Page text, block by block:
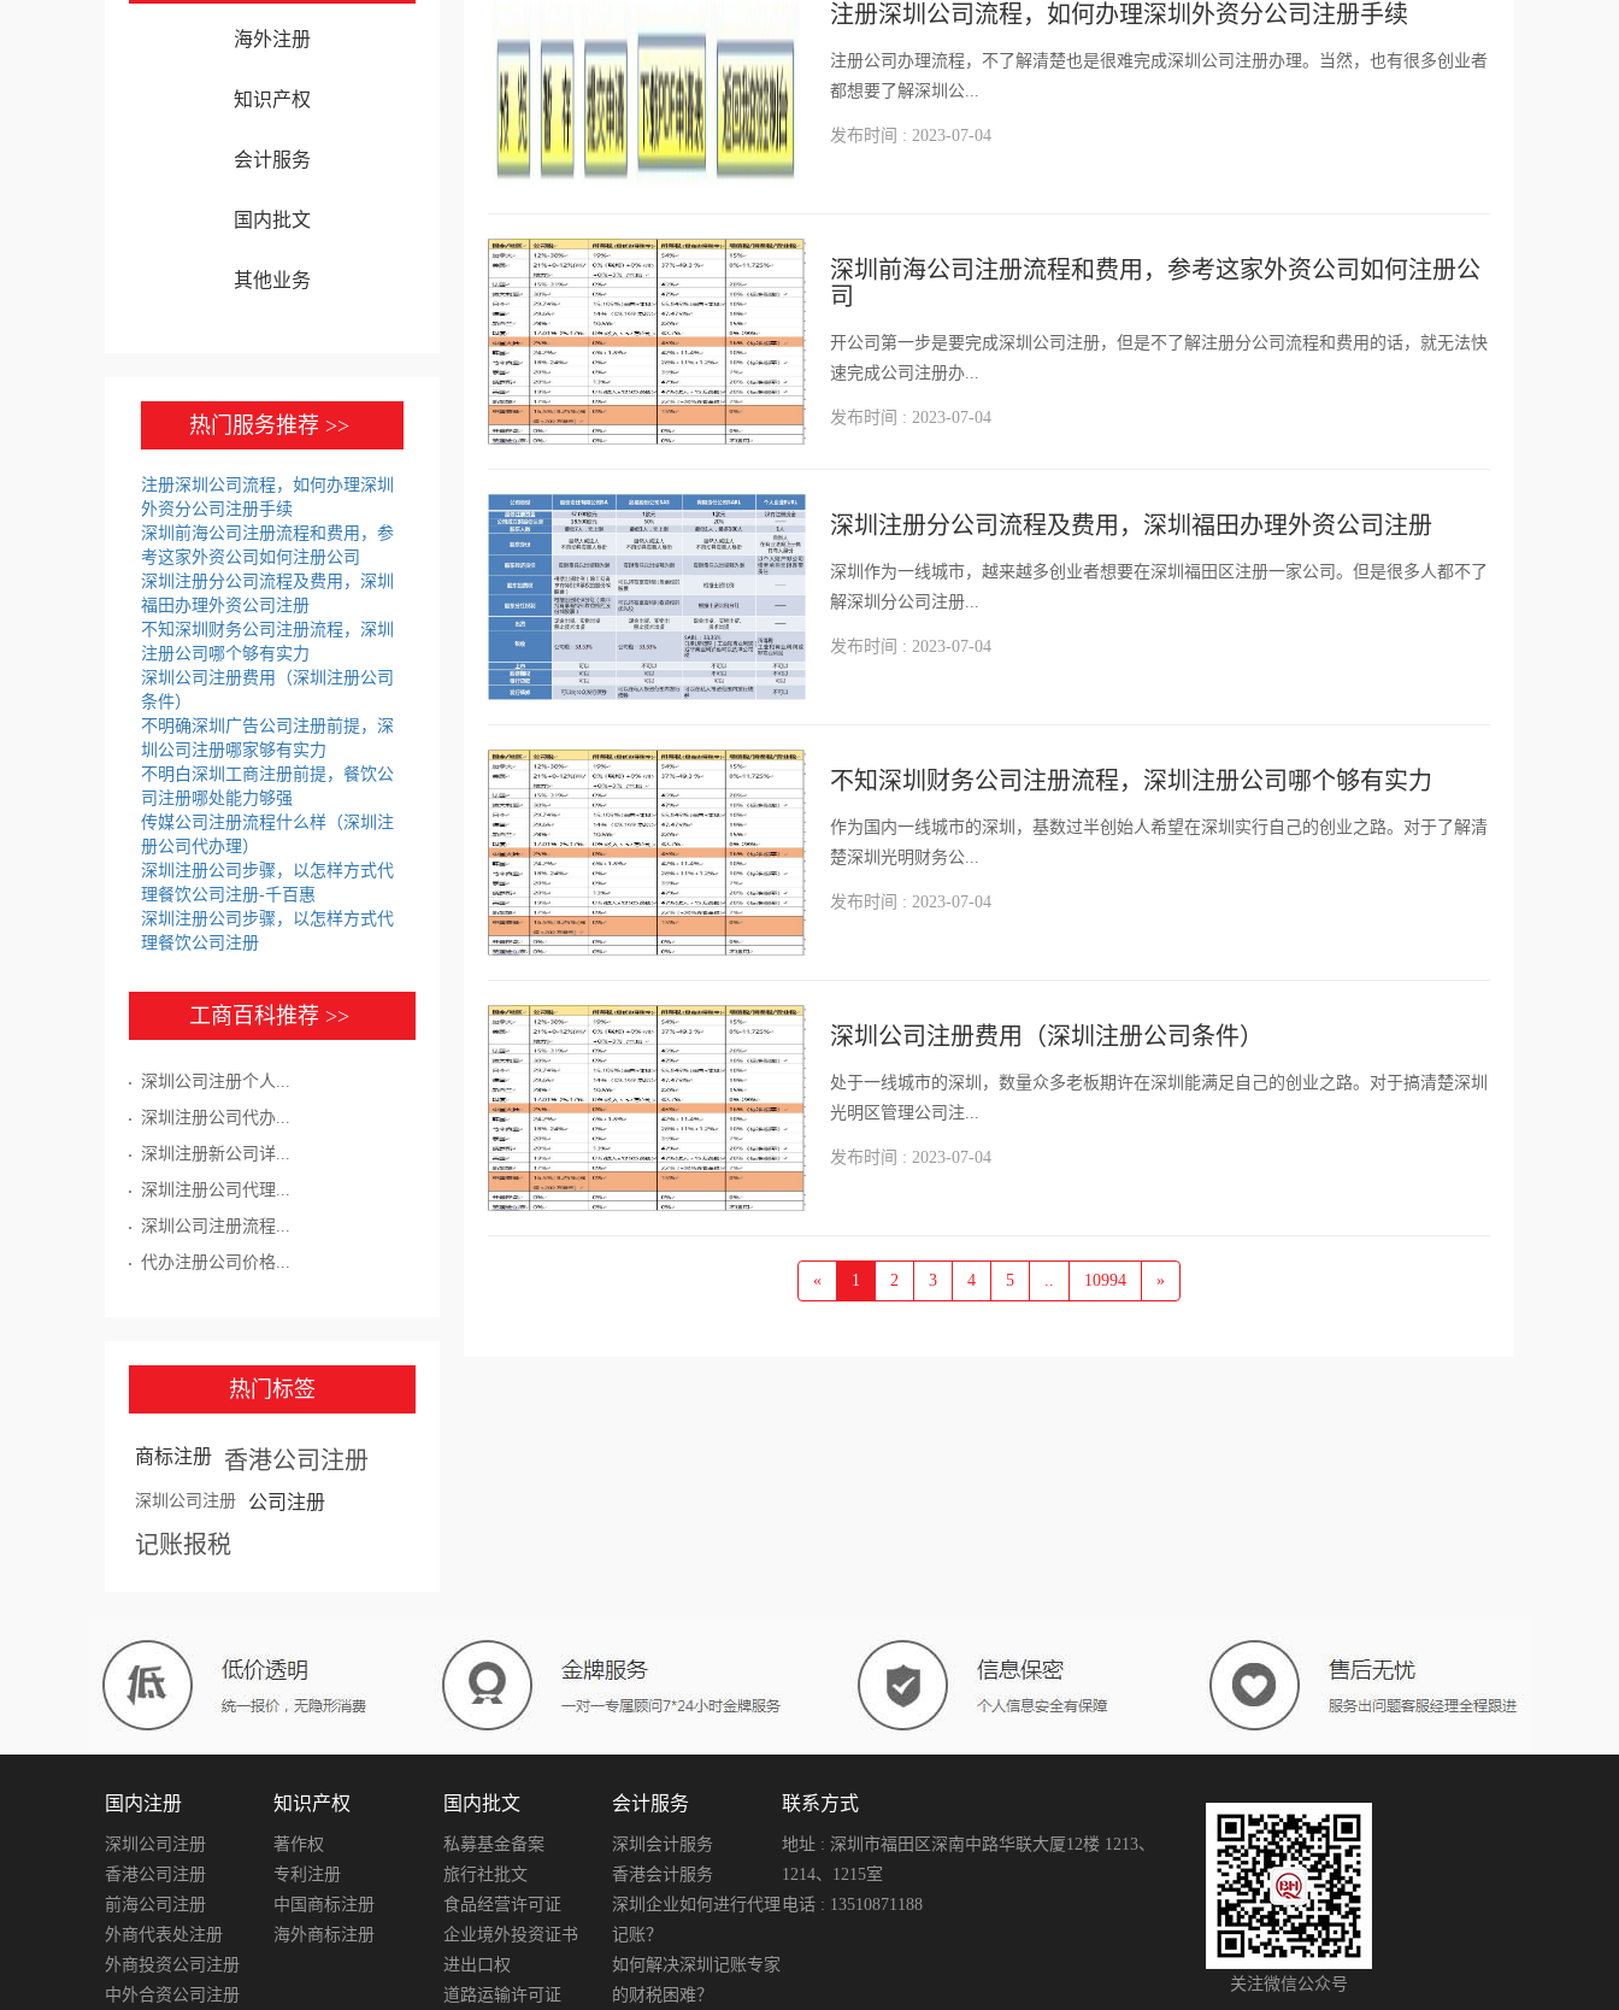
海外注册
知识产权
会计服务
国内批文
其他业务
热门服务推荐 >>
注册深圳公司流程，如何办理深圳
外资分公司注册手续
深圳前海公司注册流程和费用，参
考这家外资公司如何注册公司
深圳注册分公司流程及费用，深圳
福田办理外资公司注册
不知深圳财务公司注册流程，深圳
注册公司哪个够有实力
深圳公司注册费用（深圳注册公司
条件）
不明确深圳广告公司注册前提，深
圳公司注册哪家够有实力
不明白深圳工商注册前提，餐饮公
司注册哪处能力够强
传媒公司注册流程什么样（深圳注
册公司代办理）
深圳注册公司步骤，以怎样方式代
理餐饮公司注册-千百惠
深圳注册公司步骤，以怎样方式代
理餐饮公司注册
工商百科推荐 >>
深圳公司注册个人...
深圳注册公司代办...
深圳注册新公司详...
深圳注册公司代理...
深圳公司注册流程...
代办注册公司价格...
热门标签
商标注册 香港公司注册
深圳公司注册 公司注册
记账报税
注册深圳公司流程，如何办理深圳外资分公司注册手续
​注册公司办理流程，不了解清楚也是很难完成深圳公司注册办理。当然，也有很多创业者
都想要了解深圳公...
发布时间 : 2023-07-04
深圳前海公司注册流程和费用，参考这家外资公司如何注册公
司
​开公司第一步是要完成深圳公司注册，但是不了解注册分公司流程和费用的话，就无法快
速完成公司注册办...
发布时间 : 2023-07-04
深圳注册分公司流程及费用，深圳福田办理外资公司注册
​深圳作为一线城市，越来越多创业者想要在深圳福田区注册一家公司。但是很多人都不了
解深圳分公司注册...
发布时间 : 2023-07-04
不知深圳财务公司注册流程，深圳注册公司哪个够有实力
​作为国内一线城市的深圳，基数过半创始人希望在深圳实行自己的创业之路。对于了解清
楚深圳光明财务公...
发布时间 : 2023-07-04
深圳公司注册费用（深圳注册公司条件）
​处于一线城市的深圳，数量众多老板期许在深圳能满足自己的创业之路。对于搞清楚深圳
光明区管理公司注...
发布时间 : 2023-07-04
« 1 2 3 4 5 .. 10994 »
国内注册
深圳公司注册
香港公司注册
前海公司注册
外商代表处注册
外商投资公司注册
中外合资公司注册
知识产权
著作权
专利注册
中国商标注册
海外商标注册
国内批文
私募基金备案
旅行社批文
食品经营许可证
企业境外投资证书
进出口权
道路运输许可证
会计服务
深圳会计服务
香港会计服务
深圳企业如何进行代理
记账？
如何解决深圳记账专家
的财税困难？
联系方式
地址 : 深圳市福田区深南中路华联大厦12楼 1213、
1214、1215室
电话 : 13510871188
关注微信公众号